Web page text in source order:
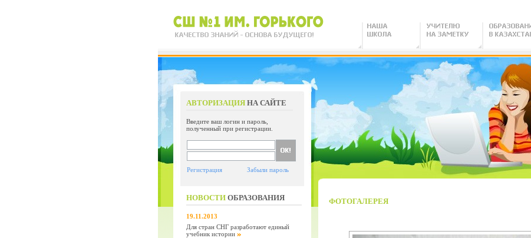
АВТОРИЗАЦИЯ НА САЙТЕ
Введите ваш логин и пароль,
полученный при регистрации.
Регистрация Забыли пароль
НОВОСТИ ОБРАЗОВАНИЯ
19.11.2013
Для стран СНГ разработают единый
учебник истории
ФОТОГАЛЕРЕЯ